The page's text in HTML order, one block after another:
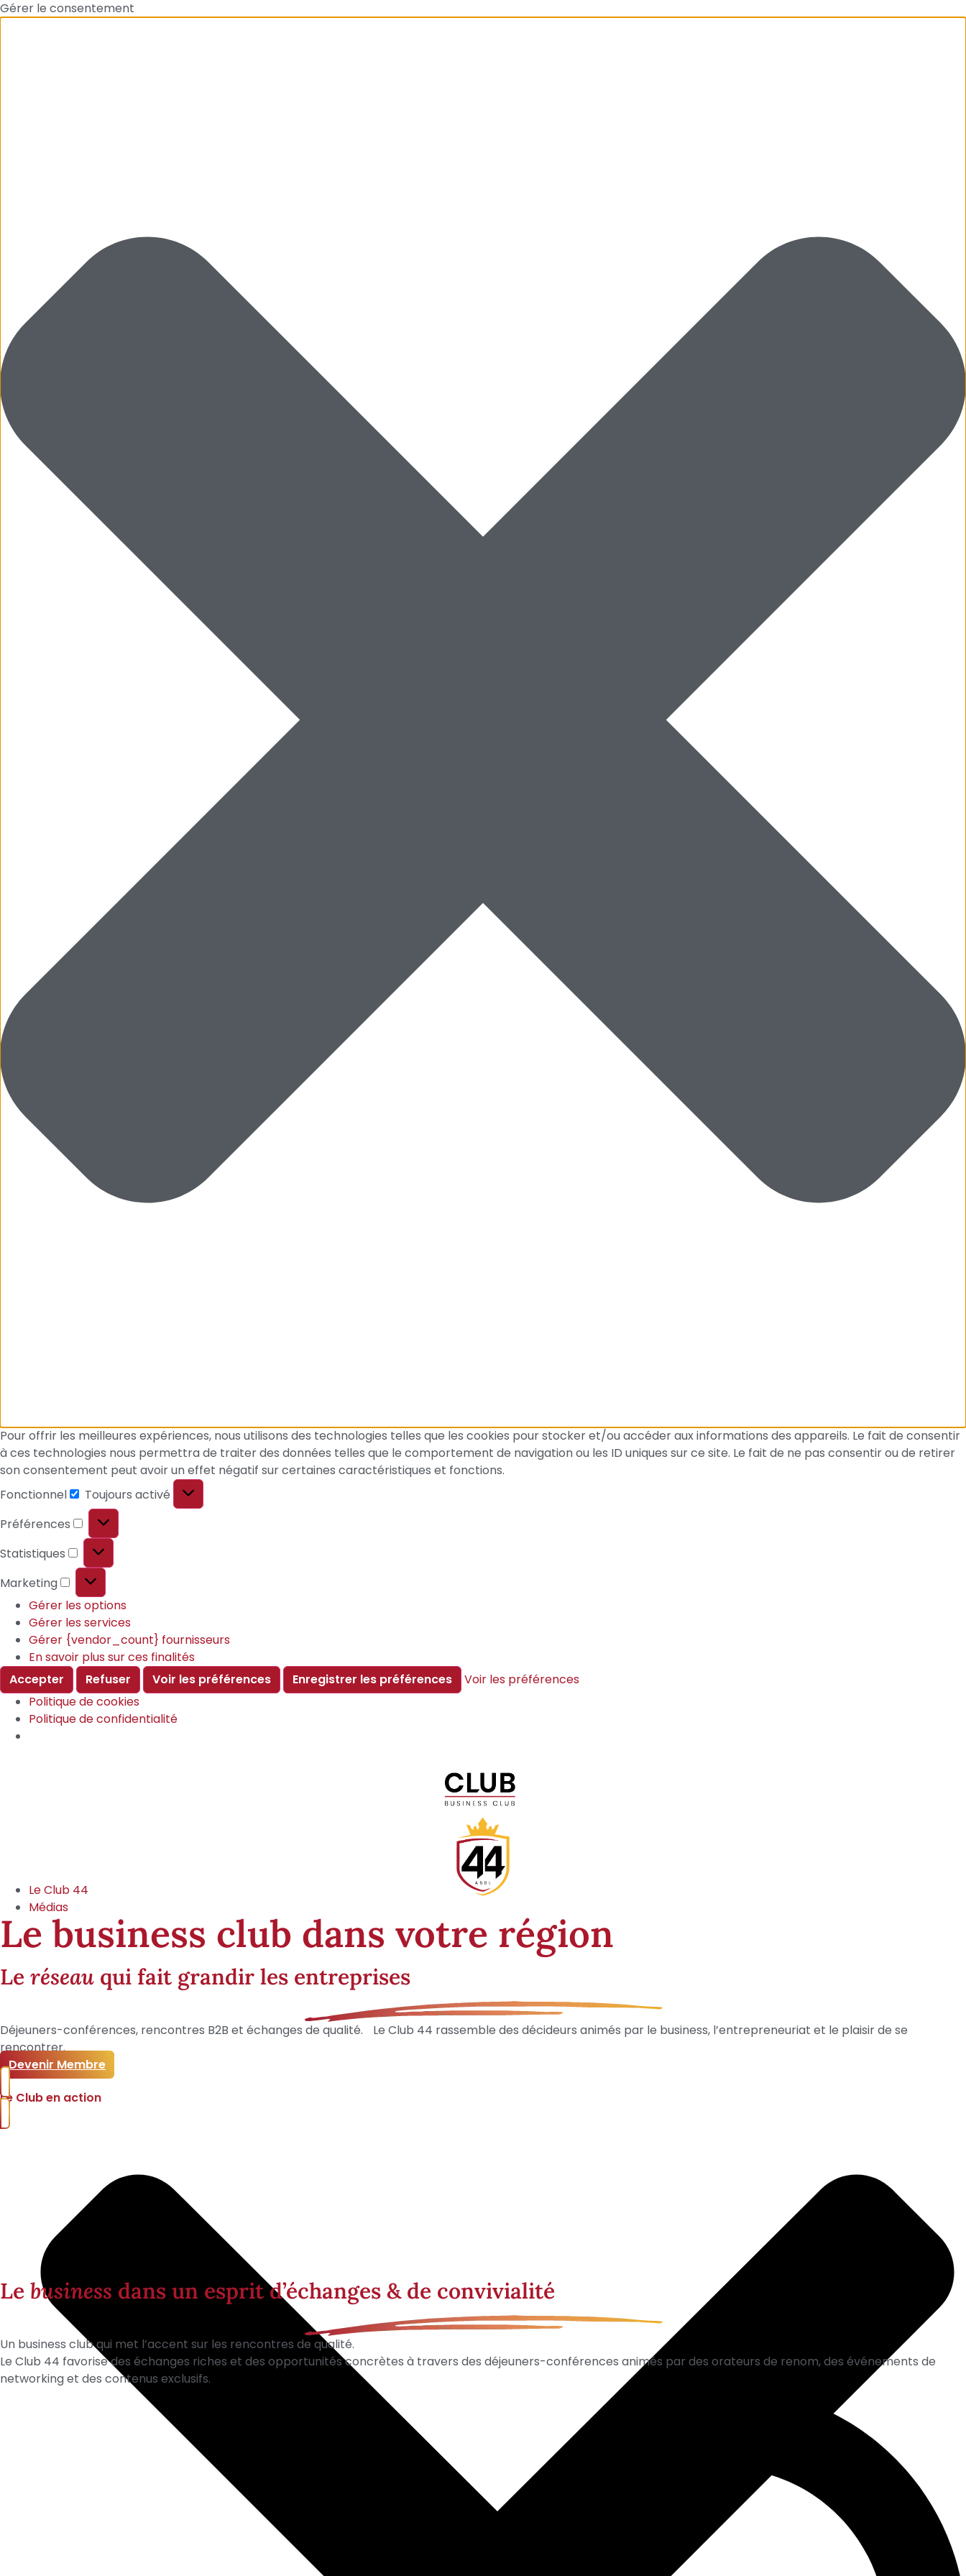
Gérer le consentement
Pour offrir les meilleures expériences, nous utilisons des technologies telles que les cookies pour stocker et/ou accéder aux informations des appareils. Le fait de consentir
à ces technologies nous permettra de traiter des données telles que le comportement de navigation ou les ID uniques sur ce site. Le fait de ne pas consentir ou de retirer
son consentement peut avoir un effet négatif sur certaines caractéristiques et fonctions.
Fonctionnel
Fonctionnel
Toujours activé
Préférences
Préférences
Statistiques
Statistiques
Marketing
Marketing
Gérer les options
Gérer les services
Gérer {vendor_count} fournisseurs
En savoir plus sur ces finalités
Accepter
Refuser Voir les préférences Enregistrer les préférences
Voir les préférences
Politique de cookies
Politique de confidentialité
Le Club 44
Médias
Le business club dans votre région
Le réseau qui fait grandir les entreprises
Déjeuners-conférences, rencontres B2B et échanges de qualité. Le Club 44 rassemble des décideurs animés par le business, l’entrepreneuriat et le plaisir de se
rencontrer.
Devenir Membre
Le Club en action
Le business dans un esprit d’échanges & de convivialité
Un business club qui met l’accent sur les rencontres de qualité.
Le Club 44 favorise des échanges riches et des opportunités concrètes à travers des déjeuners-conférences animés par des orateurs de renom, des événements de
networking et des contenus exclusifs.